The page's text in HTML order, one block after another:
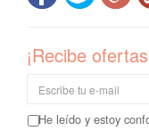
¡Recibe
He leído y estoy